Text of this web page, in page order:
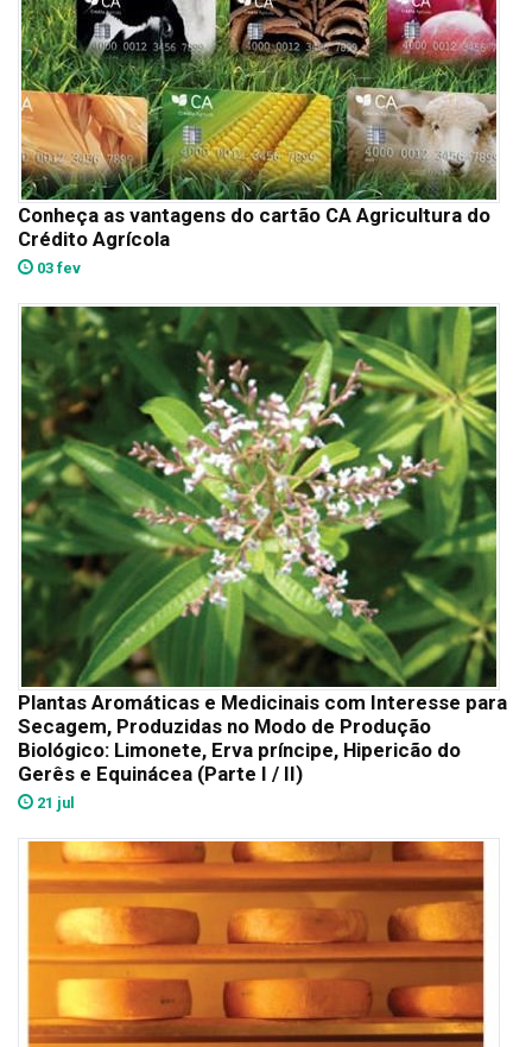
Conheça as vantagens do cartão CA Agricultura do
Crédito Agrícola
03 fev
Plantas Aromáticas e Medicinais com Interesse para
Secagem, Produzidas no Modo de Produção
Biológico: Limonete, Erva príncipe, Hipericão do
Gerês e Equinácea (Parte I / II)
21 jul